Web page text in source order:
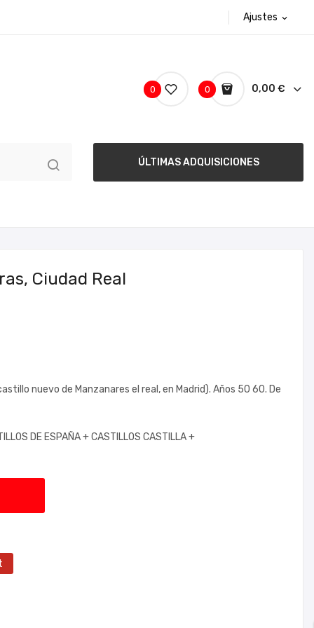
Ajustes expand_more
0 0,00 €
0
ÚLTIMAS ADQUISICIONES
Ciudad Real
nuevo de Manzanares el real, en Madrid). Años 50 60. De
DE ESPAÑA +CASTILLOS CASTILLA +